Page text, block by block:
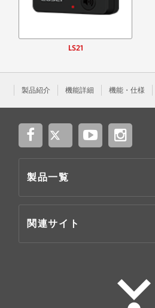
LS21
製品紹介 機能詳細 機能・仕様
製品一覧
関連サイト